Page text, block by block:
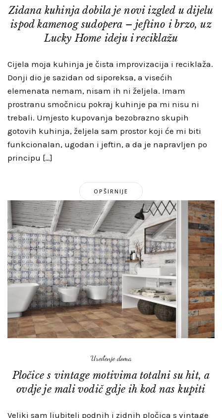
Zidana kuhinja dobila je novi izgled u dijelu
ispod kamenog sudopera – jeftino i brzo, uz
Lucky Home ideju i reciklažu
Cijela moja kuhinja je čista improvizacija i reciklaža.
Donji dio je sazidan od siporeksa, a visećih
elemenata nemam, nisam ih ni željela. Imam
prostranu smočnicu pokraj kuhinje pa mi nisu ni
trebali. Umjesto kupovanja bezobrazno skupih
gotovih kuhinja, željela sam prostor koji će mi biti
funkcionalan, ugodan i jeftin, a da je napravljen po
principu […]
OPŠIRNIJE
Uređenje doma
Pločice s vintage motivima totalni su hit, a
ovdje je mali vodič gdje ih kod nas kupiti
Veliki sam ljubitelj podnih i zidnih pločica s vintage